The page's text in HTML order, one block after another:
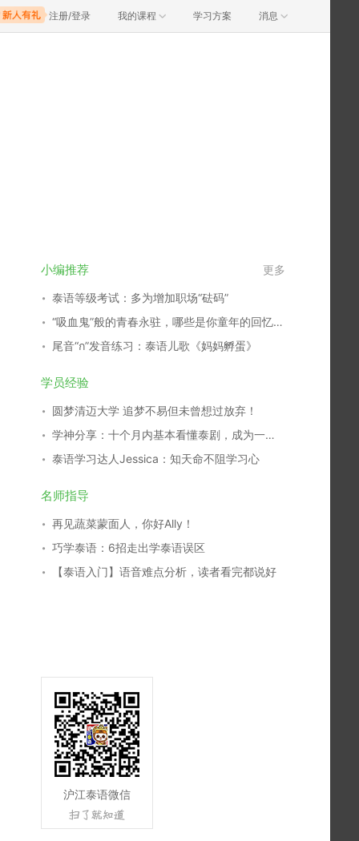
注册/登录 我的课程 学习方案 消息
小编推荐 更多
泰语等级考试：多为增加职场“砝码”
“吸血鬼”般的青春永驻，哪些是你童年的回忆？谁又俘获了你的心？
尾音“ก”发音练习：泰语儿歌《妈妈孵蛋》
学员经验
圆梦清迈大学 追梦不易但未曾想过放弃！
学神分享：十个月内基本看懂泰剧，成为一名泰剧翻译，我是这么学习的！
泰语学习达人Jessica：知天命不阻学习心
名师指导
再见蔬菜蒙面人，你好Ally！
巧学泰语：6招走出学泰语误区
【泰语入门】语音难点分析，读者看完都说好
沪江泰语微信